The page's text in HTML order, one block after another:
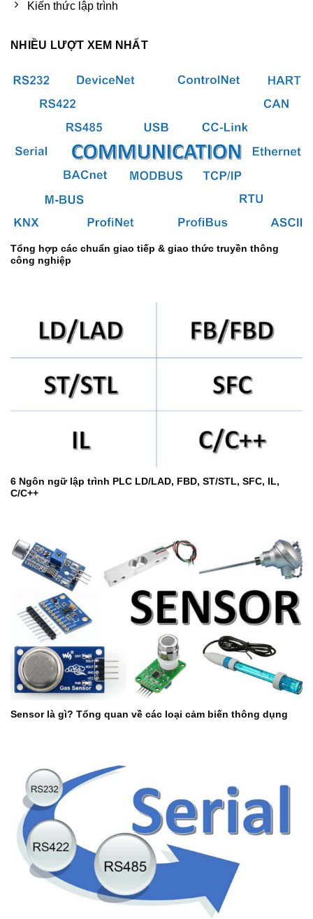
Kiến thức lập trình
NHIỀU LƯỢT XEM NHẤT
Tổng hợp các chuẩn giao tiếp & giao thức truyền thông
công nghiệp
6 Ngôn ngữ lập trình PLC LD/LAD, FBD, ST/STL, SFC, IL,
C/C++
Sensor là gì? Tổng quan về các loại cảm biến thông dụng